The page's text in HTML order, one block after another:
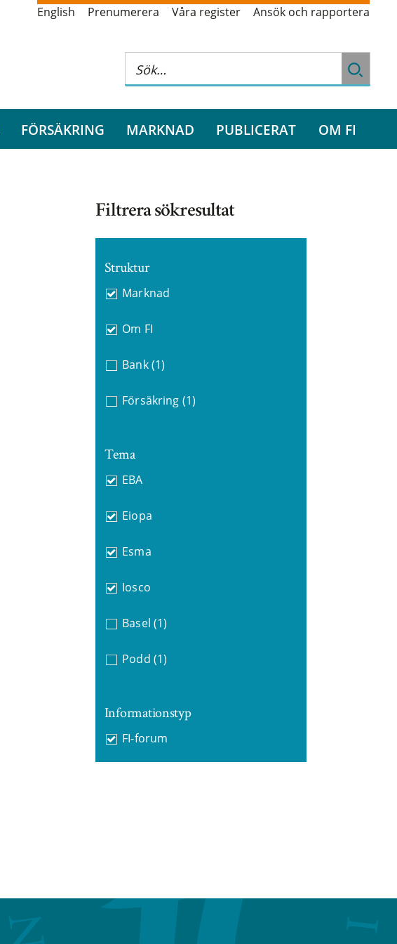
English Prenumerera Våra register Ansök och rapportera
FÖRSÄKRING MARKNAD PUBLICERAT OM FI
Filtrera sökresultat
Struktur
Marknad
Om FI
Bank (1)
Försäkring (1)
Tema
EBA
Eiopa
Esma
Iosco
Basel (1)
Podd (1)
Informationstyp
FI-forum